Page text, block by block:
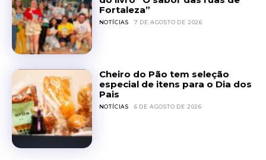
Fortaleza”
NOTÍCIAS 7 DE AGOSTO DE 2026
Cheiro do Pão tem seleção
especial de itens para o Dia dos
Pais
NOTÍCIAS 6 DE AGOSTO DE 2026